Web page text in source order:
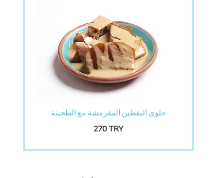
حلوى اليقطين المقرمشة مع الطحينة
‏270 TRY